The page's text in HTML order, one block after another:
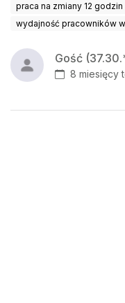
praca na zmiany 12 godzin
wydajność pracowników
Gość
8 miesięcy